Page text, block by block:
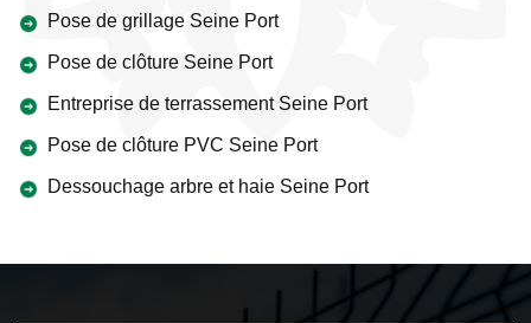
Pose de grillage Seine Port
Pose de clôture Seine Port
Entreprise de terrassement Seine Port
Pose de clôture PVC Seine Port
Dessouchage arbre et haie Seine Port